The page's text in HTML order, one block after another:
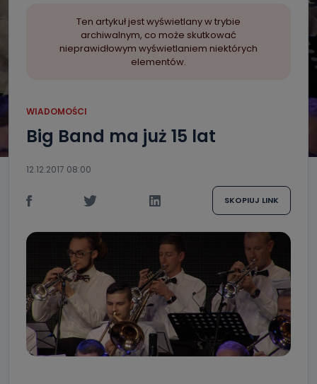
Ten artykuł jest wyświetlany w trybie
archiwalnym, co może skutkować
nieprawidłowym wyświetlaniem niektórych
elementów.
WIADOMOŚCI
Big Band ma już 15 lat
12.12.2017 08:00
SKOPIUJ LINK